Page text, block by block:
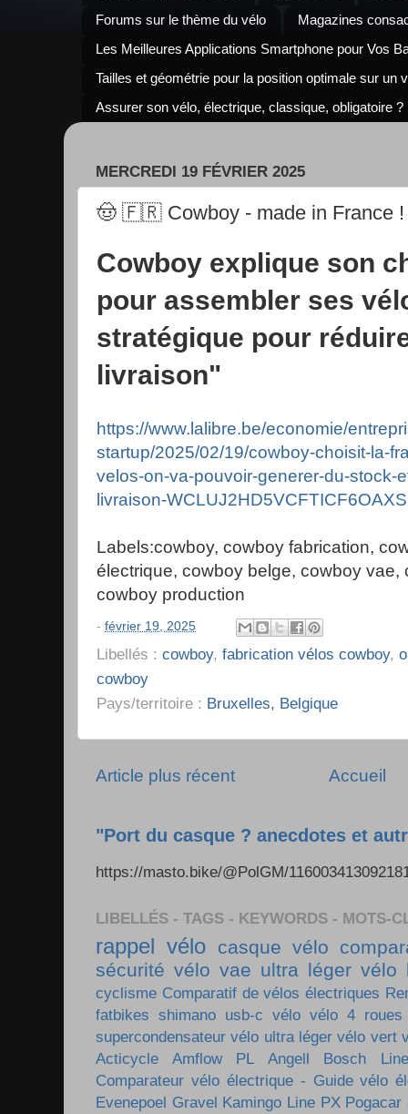
Forums sur le thème du vélo
Magazines
Les Meilleures Applications Smartphone pour Vos
Tailles et géométrie pour la position optimale sur un
Assurer son vélo, électrique, classique, obligatoire ?
MERCREDI 19 FÉVRIER 2025
🤠 🇫🇷 Cowboy - made in France !
Cowboy explique son
pour assembler ses
stratégique pour
livraison"
https://www.lalibre.be/economie/
startup/2025/02/19/cowboy-choisit-la-
velos-on-va-pouvoir-generer-du-stock-
livraison-
Labels:cowboy, cowboy fabrication,
électrique, cowboy belge, cowboy vae,
cowboy production
- février 19, 2025
Libellés : cowboy, fabrication vélos cowboy,
cowboy
Pays/territoire : Bruxelles, Belgique
Article plus récent Accueil
"Port du casque ? anecdotes et
https://masto.bike/@PolGM/
LIBELLÉS - TAGS - KEYWORDS - MOTS-
rappel vélo casque vélo
sécurité vélo vae ultra léger vélo
cyclisme Comparatif de vélos électriques
fatbikes shimano usb-c vélo vélo 4 roues
supercondensateur vélo ultra léger vélo vert
Acticycle
Amflow PL Angell
Bosch
Comparateur vélo électrique - Guide vélo
Evenepoel Gravel Kamingo Line PX Pogacar